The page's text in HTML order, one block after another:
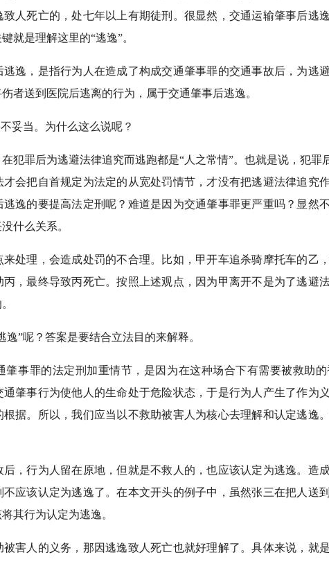
致人死亡的，处七年以上有期徒刑。很显然，交通运输肇事后逃
就是理解这里的“逃逸”。
逸，是指行为人在造成了构成交通肇事罪的交通事故后，为逃
者送到医院后逃离的行为，属于交通肇事后逃逸。
妥当。为什么这么说呢？
犯罪后为逃避法律追究而逃跑都是“人之常情”。也就是说，犯
会把自首规定为法定的从宽处罚情节，才没有把逃避法律追究
逸的要提高法定刑呢？难道是因为交通肇事罪更严重吗？显然
什么关系。
来处理，会造成处罚的不合理。比如，甲开车追杀骑摩托车的乙
，最终导致丙死亡。按照上述观点，因为甲离开不是为了逃避
”呢？答案是要结合立法目的来解释。
肇事罪的法定刑加重情节，是因为在这种场合下有需要被救助
通肇事行为使他人的生命处于危险状态，于是行为人产生了作为
据。所以，我们应当以不救助被害人为核心去理解和认定逃逸
，行为人留在原地，但就是不救人的，也应该认定为逃逸。造
应该认定为逃逸了。在本文开头的例子中，虽然张三在把人送
其行为认定为逃逸。
害人的义务，那因逃逸致人死亡也就好理解了。具体来说，就